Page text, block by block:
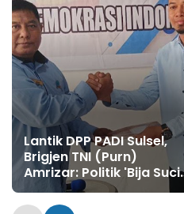
Lantik DPP PADI Sulsel,
Brigjen TNI (Purn)
Amrizar: Politik 'Bija Suci'
yang Mampu Lahirkan
Pemimpin Bijaksana